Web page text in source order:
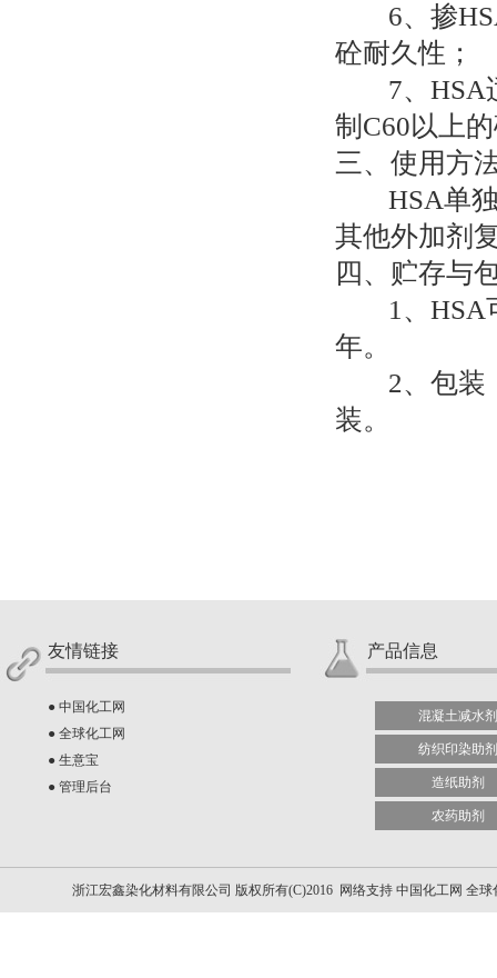
6、掺
砼耐久性；
7、HSA
制C60以上
三、使用方
HSA单
其他外加剂
四、贮存与
1、
年。
2、包装
装。
友情链接
● 中国化工网
● 全球化工网
● 生意宝
● 管理后台
产品信息
混凝土减水剂
纺织印染助剂
造纸助剂
农药助剂
浙江宏鑫染化材料有限公司 版权所有(C)2016 网络支持中国化工网 全球